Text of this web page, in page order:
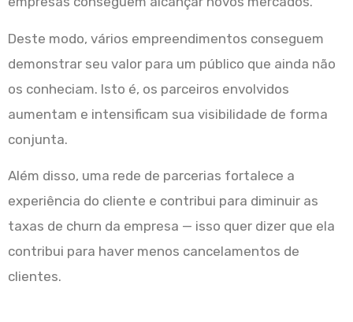
Deste modo, vários empreendimentos conseguem
demonstrar seu valor para um público que ainda não
os conheciam. Isto é, os parceiros envolvidos
aumentam e intensificam sua visibilidade de forma
conjunta.
Além disso, uma rede de parcerias fortalece a
experiência do cliente e contribui para diminuir as
taxas de churn da empresa — isso quer dizer que ela
contribui para haver menos cancelamentos de
clientes.